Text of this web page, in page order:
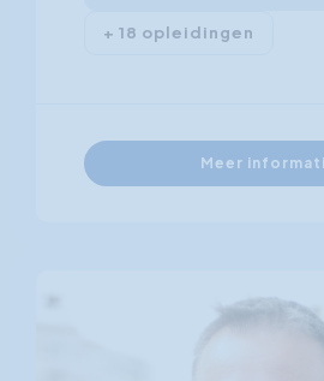
+ 18 opleidingen
Meer